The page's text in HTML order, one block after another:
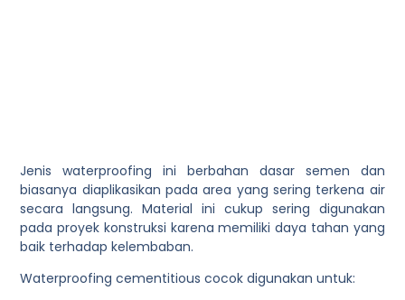
Jenis waterproofing ini berbahan dasar semen dan
biasanya diaplikasikan pada area yang sering terkena air
secara langsung. Material ini cukup sering digunakan
pada proyek konstruksi karena memiliki daya tahan yang
baik terhadap kelembaban.
Waterproofing cementitious cocok digunakan untuk: